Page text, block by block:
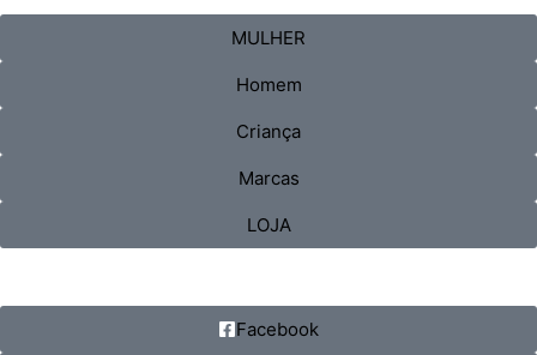
MULHER
Homem
Criança
Marcas
LOJA
Facebook